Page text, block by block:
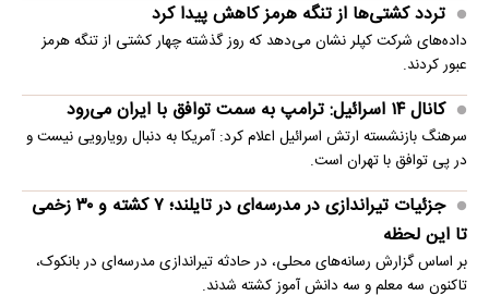
تردد کشتی‌ها از تنگه هرمز کاهش پیدا کرد
داده‌های شرکت کپلر نشان می‌دهد که روز گذشته چهار کشتی از تنگه هرمز
عبور کردند.
کانال ۱۴ اسرائیل: ترامپ به سمت توافق با ایران می‌رود
سرهنگ بازنشسته ارتش اسرائیل اعلام کرد: آمریکا به دنبال رویارویی نیست و
در پی توافق با تهران است.
جزئیات تیراندازی در مدرسه‌ای در تایلند؛ ۷ کشته و ۳۰ زخمی
تا این لحظه
بر اساس گزارش رسانه‌های محلی، در حادثه تیراندازی مدرسه‌ای در بانکوک،
تاکنون سه معلم و سه دانش آموز کشته شدند.